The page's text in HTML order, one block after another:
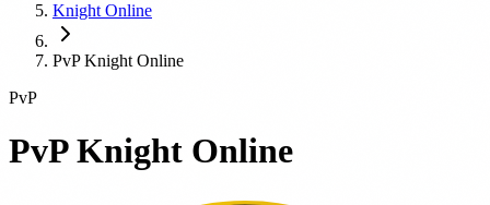
Knight Online
PvP Knight Online
PvP
PvP Knight Online